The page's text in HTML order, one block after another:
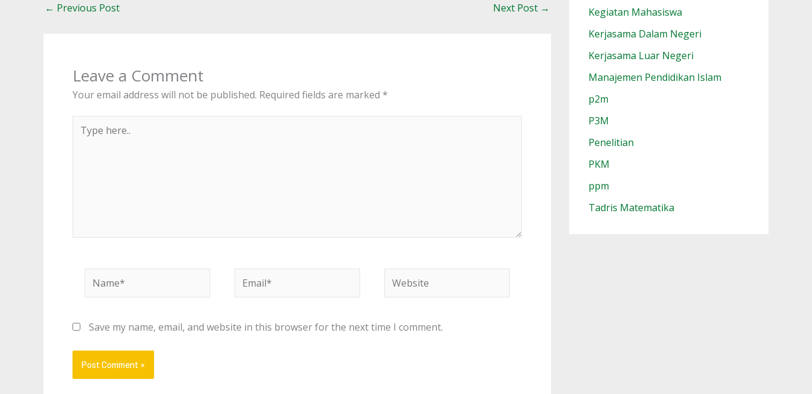
← Previous Post Next Post →
Leave a Comment
Your email address will not be published. Required fields are marked *
here..
Save my name, email, and website in this browser for the next time I comment.
Kegiatan Mahasiswa
Kerjasama Dalam Negeri
Kerjasama Luar Negeri
Manajemen Pendidikan Islam
p2m
P3M
Penelitian
PKM
ppm
Tadris Matematika